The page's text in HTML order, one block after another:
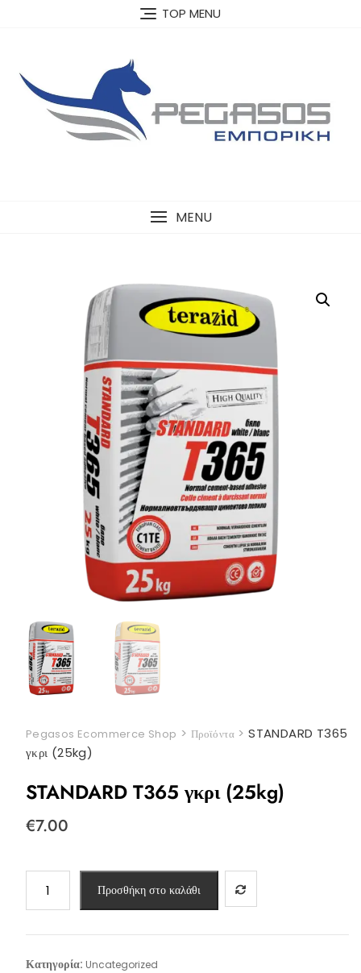
TOP MENU
MENU
Pegasos Ecommerce Shop > Προϊόντα>STANDARD T365
γκρι (25kg)
STANDARD T365 γκρι (25kg)
€7.00
T365
(25kg)
ποσότητα
Προσθήκη στο καλάθι
Κατηγορία: Uncategorized